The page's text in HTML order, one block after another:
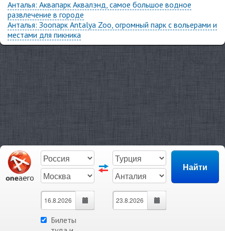
Анталья: Аквапарк Аквалэнд, самое большое водное
развлечение в городе
Анталья: Зоопарк Antalya Zoo, огромный парк с вольерами и
местами для пикника
Билеты